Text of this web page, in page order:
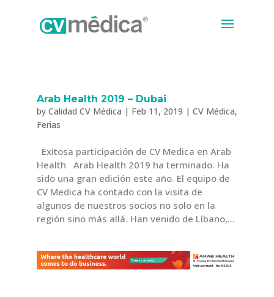
Arab Health 2019 – Dubai
by Calidad CV Médica | Feb 11, 2019 | CV Médica,
Ferias
Exitosa participación de CV Medica en Arab
Health Arab Health 2019 ha terminado. Ha
sido una gran edición este año. El equipo de
CV Medica ha contado con la visita de
algunos de nuestros socios no solo en la
región sino más allá. Han venido de Líbano,...